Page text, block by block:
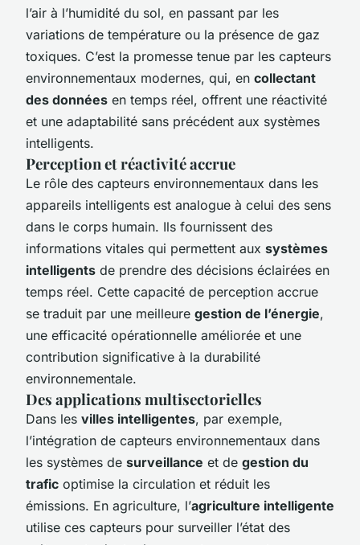
l’air à l’humidité du sol, en passant par les
variations de température ou la présence de gaz
toxiques. C’est la promesse tenue par les capteurs
environnementaux modernes, qui, en collectant
des données en temps réel, offrent une réactivité
et une adaptabilité sans précédent aux systèmes
intelligents.
Perception et réactivité accrue
Le rôle des capteurs environnementaux dans les
appareils intelligents est analogue à celui des sens
dans le corps humain. Ils fournissent des
informations vitales qui permettent aux systèmes
intelligents de prendre des décisions éclairées en
temps réel. Cette capacité de perception accrue
se traduit par une meilleure gestion de l’énergie,
une efficacité opérationnelle améliorée et une
contribution significative à la durabilité
environnementale.
Des applications multisectorielles
Dans les villes intelligentes, par exemple,
l’intégration de capteurs environnementaux dans
les systèmes de surveillance et de gestion du
trafic optimise la circulation et réduit les
émissions. En agriculture, l’agriculture intelligente
utilise ces capteurs pour surveiller l’état des